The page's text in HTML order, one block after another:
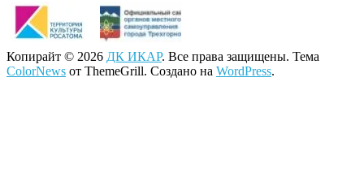
Копирайт © 2026 ДК ИКАР. Все права защищены. Тема
ColorNews от ThemeGrill. Создано на WordPress.